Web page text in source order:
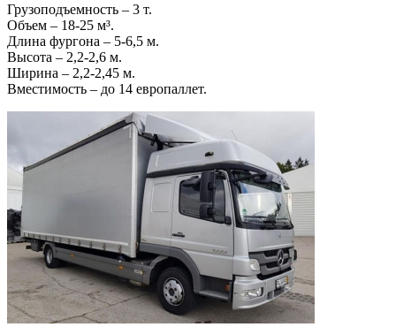
Грузоподъемность – 3 т.
Объем – 18-25 м³.
Длина фургона – 5-6,5 м.
Высота – 2,2-2,6 м.
Ширина – 2,2-2,45 м.
Вместимость – до 14 европаллет.